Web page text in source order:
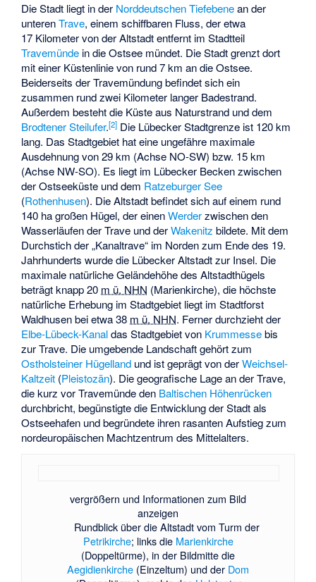
Die Stadt liegt in der Norddeutschen Tiefebenean der
unterenTrave, einem schiffbaren Fluss, der etwa
17 Kilometer von der Altstadt entfernt im Stadtteil
Travemünde in die Ostsee mündet. Die Stadt grenzt dort
mit einer Küstenlinie von rund 7 km an die Ostsee.
Beiderseits der Travemündung befindet sich ein
zusammen rund zwei Kilometer langer Badestrand.
Außerdem besteht die Küste aus Naturstrand und dem
Brodtener Steilufer.[2] Die Lübecker Stadtgrenze ist 120 km
lang. Das Stadtgebiet hat eine ungefähre maximale
Ausdehnung von 29 km (Achse NO-SW) bzw. 15 km
(Achse NW-SO). Es liegt im Lübecker Beckenzwischen
der Ostseeküste und dem Ratzeburger See
(Rothenhusen). Die Altstadt befindet sich auf einem rund
140 ha großen Hügel, der einenWerderzwischen den
Wasserläufen der Trave und derWakenitz bildete. Mit dem
Durchstich der „Kanaltrave“ im Norden zum Ende des 19.
Jahrhunderts wurde die Lübecker Altstadt zur Insel. Die
maximale natürliche Geländehöhe des Altstadthügels
beträgt knapp20 m ü. NHN (Marienkirche), die höchste
natürliche Erhebung im Stadtgebiet liegt im Stadtforst
Waldhusen bei etwa38 m ü. NHN. Ferner durchzieht der
Elbe-Lübeck-Kanaldas Stadtgebiet von Krummessebis
zur Trave. Die umgebende Landschaft gehört zum
Ostholsteiner Hügelland und ist geprägt von derWeichsel-
Kaltzeit (Pleistozän). Die geografische Lage an der Trave,
die kurz vor Travemünde den Baltischen Höhenrücken
durchbricht, begünstigte die Entwicklung der Stadt als
Ostseehafen und begründete ihren rasanten Aufstieg zum
nordeuropäischen Machtzentrum des Mittelalters.
vergrößern und Informationen zum Bild
anzeigen
Rundblick über die Altstadt vom Turm der
Petrikirche; links die Marienkirche
(Doppeltürme), in der Bildmitte die
Aegidienkirche (Einzeltum) und der Dom